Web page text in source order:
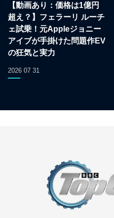
【動画あり：価格は1億円
超え？】フェラーリ ルーチ
ェ試乗！元Appleジョニー
アイブが手掛けた問題作EV
の狂気と実力
2026 07 31